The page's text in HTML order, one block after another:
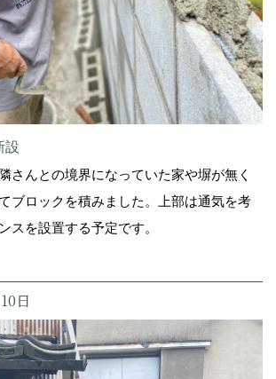
設
さんとの境界になっていた家や塀が無く
ブロックを積みました。上部は通気を考
スを設置する予定です。
日